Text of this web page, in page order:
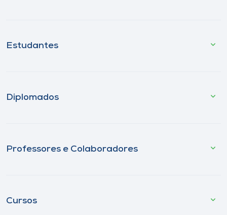
Estudantes
Diplomados
Professores e Colaboradores
Cursos